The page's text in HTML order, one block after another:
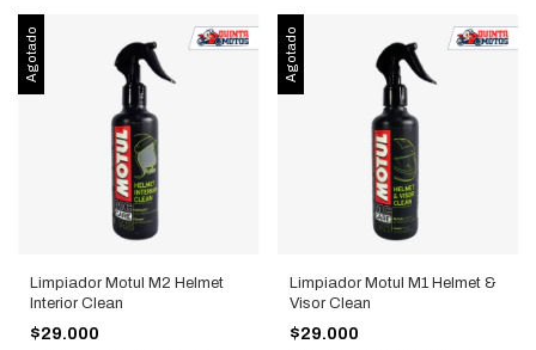
Agotado
Limpiador Motul M2 Helmet
Interior Clean
$29.000
Agotado
Limpiador Motul M1 Helmet &
Visor Clean
$29.000